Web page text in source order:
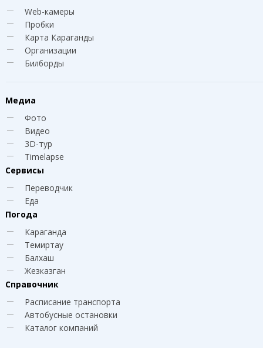
Web-камеры
Пробки
Карта Караганды
Организации
Билборды
Медиа
Фото
Видео
3D-тур
Timelapse
Сервисы
Переводчик
Еда
Погода
Караганда
Темиртау
Балхаш
Жезказган
Справочник
Расписание транспорта
Автобусные остановки
Каталог компаний